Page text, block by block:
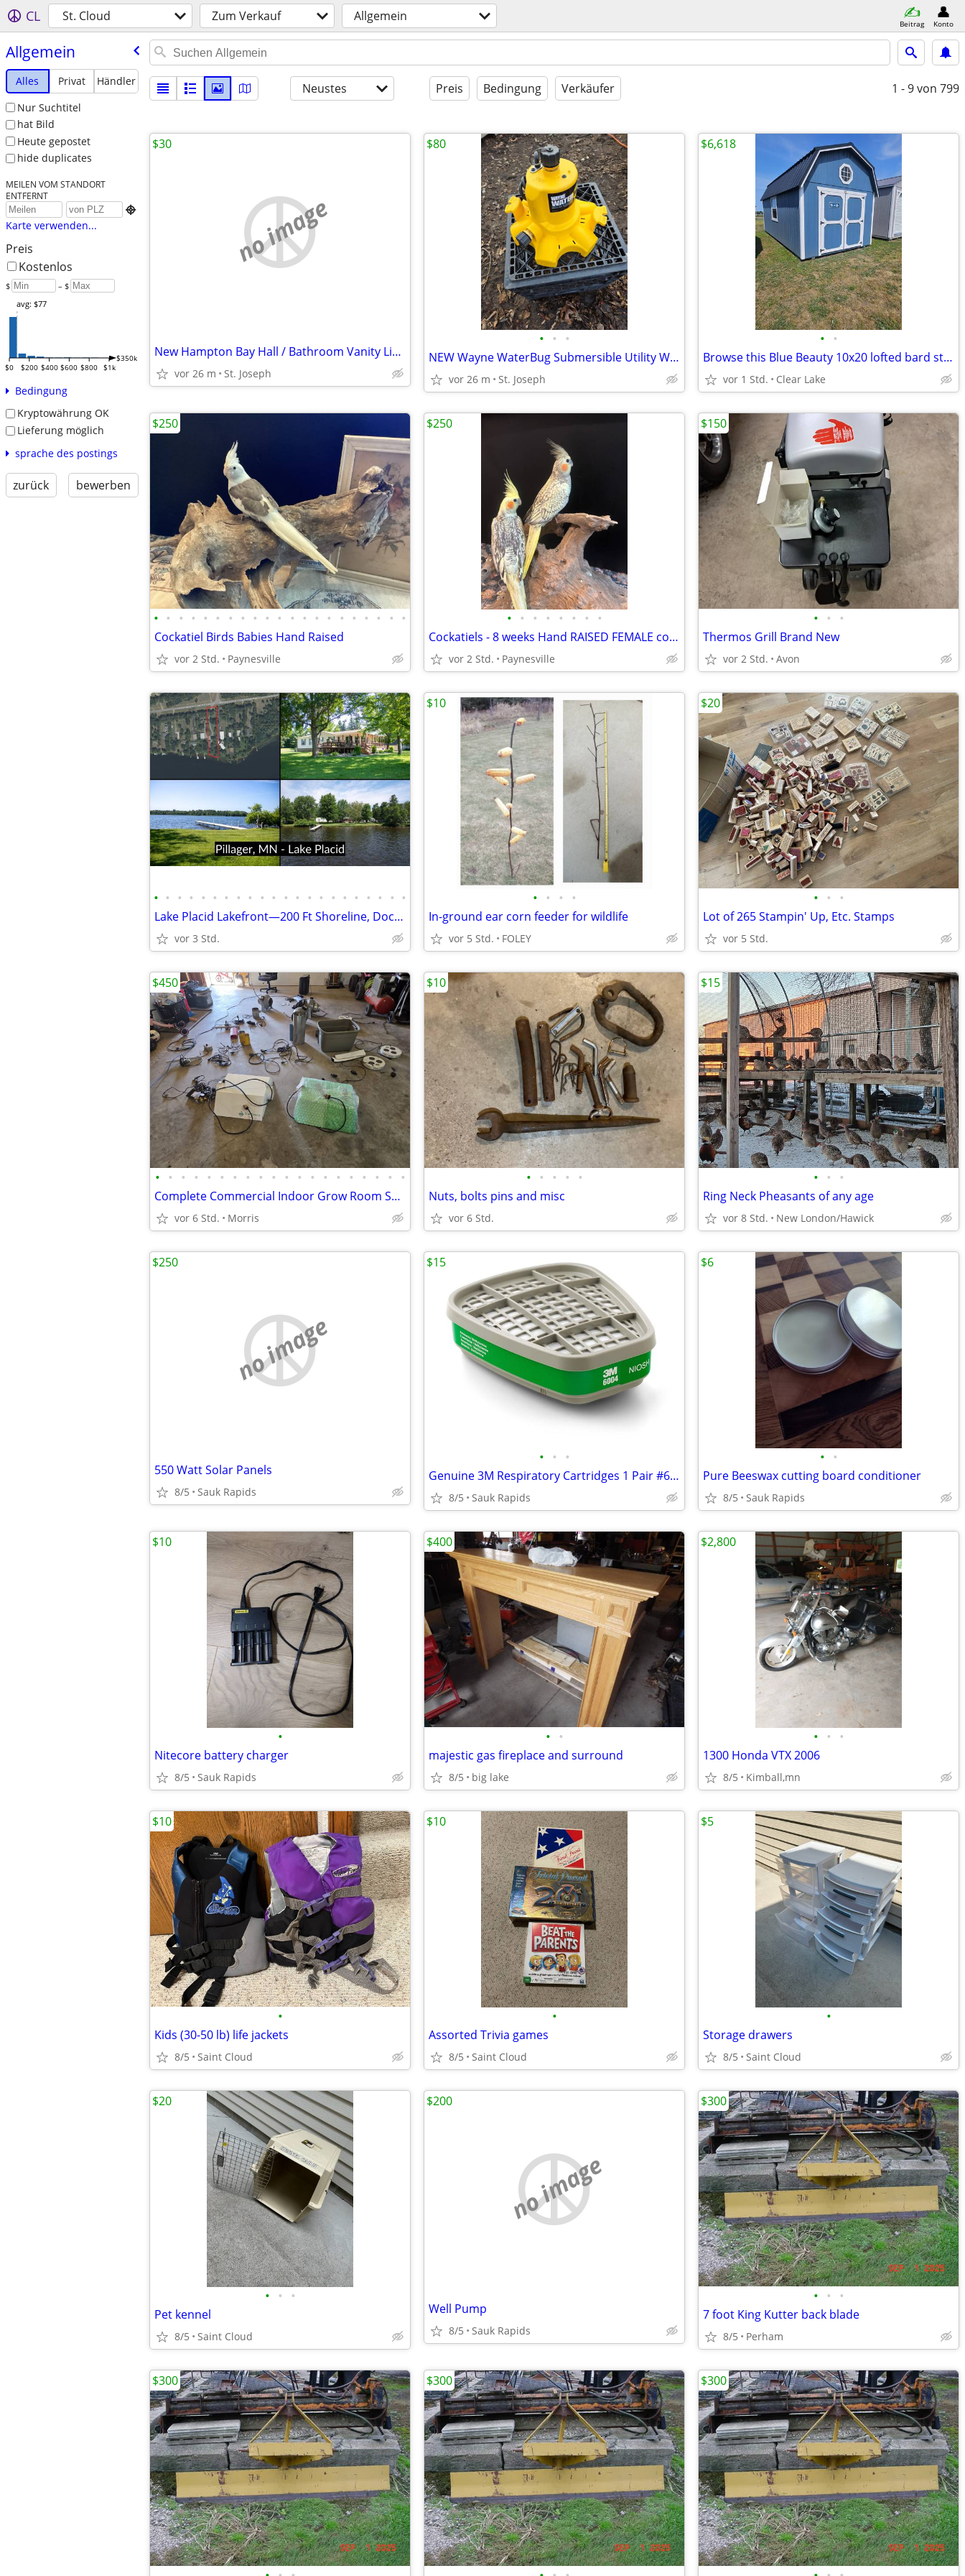
CL St. Cloud Zum Verkauf Allgemein Beitrag Konto
Allgemein
Alles Privat
Händler
Nur Suchtitel
hat Bild
Heute gepostet
hide duplicates
MEILEN VOM STANDORT
ENTFERNT

Karte verwenden...
Preis
Kostenlos
$ – $
$0 $200 $400 $600 $800 $1k
$350k
avg: $77
Bedingung
Kryptowährung OK
Lieferung möglich
sprache des postings
zurück bewerben
Neustes Preis Bedingung Verkäufer 1 - 9von 799
no image
New Hampton Bay Hall / Bathroom Vanity Light Fixtures 2 - 3 Light
vor 26 m St. Joseph
$30
• • •
NEW Wayne WaterBug Submersible Utility Water Pump
vor 26 m St. Joseph
$80
• •
Browse this Blue Beauty 10x20 lofted bard storage shed
vor 1 Std. Clear Lake
$6,618
• • • • • • • • • • • • • • • • • • • • •
Cockatiel Birds Babies Hand Raised
vor 2 Std. Paynesville
$250
• • • • • • • •
Cockatiels - 8 weeks Hand RAISED FEMALE cockatiels in Paynesville mn !
vor 2 Std. Paynesville
$250
• • •
Thermos Grill Brand New
vor 2 Std. Avon
$150
• • • • • • • • • • • • • • • • • • • • • •
Lake Placid Lakefront—200 Ft Shoreline, Dock, Pole Building—Bid Now!
vor 3 Std.
• • • •
In-ground ear corn feeder for wildlife
vor 5 Std. FOLEY
$10
• • •
Lot of 265 Stampin' Up, Etc. Stamps
vor 5 Std.
$20
• • • • • • • • • • • • • • • • • • • •
Complete Commercial Indoor Grow Room Setup - 1000W Ballasts, Vortex Fans, Climat
vor 6 Std. Morris
$450
• • • • •
Nuts, bolts pins and misc
vor 6 Std.
$10
• • •
Ring Neck Pheasants of any age
vor 8 Std. New London/Hawick
$15
no image
550 Watt Solar Panels
8/5 Sauk Rapids
$250
• • •
Genuine 3M Respiratory Cartridges 1 Pair #6004 New Sealed
8/5 Sauk Rapids
$15
• •
Pure Beeswax cutting board conditioner
8/5 Sauk Rapids
$6
•
Nitecore battery charger
8/5 Sauk Rapids
$10
• •
majestic gas fireplace and surround
8/5 big lake
$400
• • •
1300 Honda VTX 2006
8/5 Kimball,mn
$2,800
•
Kids (30-50 lb) life jackets
8/5 Saint Cloud
$10
•
Assorted Trivia games
8/5 Saint Cloud
$10
•
Storage drawers
8/5 Saint Cloud
$5
• • •
Pet kennel
8/5 Saint Cloud
$20
no image
Well Pump
8/5 Sauk Rapids
$200
• • •
7 foot King Kutter back blade
8/5 Perham
$300
$300 $300 $300